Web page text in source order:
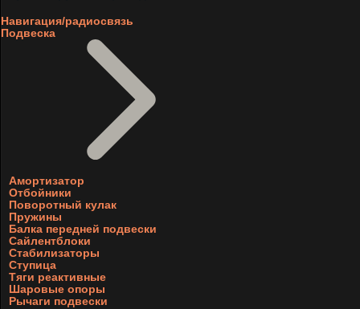
Навигация/радиосвязь
Подвеска
Амортизатор
Отбойники
Поворотный кулак
Пружины
Балка передней подвески
Сайлентблоки
Стабилизаторы
Ступица
Тяги реактивные
Шаровые опоры
Рычаги подвески